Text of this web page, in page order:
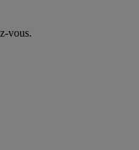
vous.